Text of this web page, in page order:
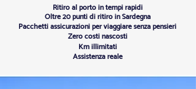
Ritiro al porto in tempi rapidi
Oltre 20 punti di ritiro in Sardegna
Pacchetti assicurazioni per viaggiare senza pensieri
Zero costi nascosti
Km illimitati
Assistenza reale